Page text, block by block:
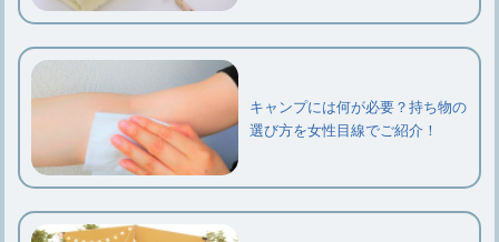
キャンプには何が必要？持ち物の
選び方を女性目線でご紹介！